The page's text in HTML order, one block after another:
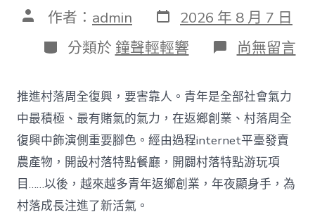
文 作者： admin 發
表
日
期
2026 年 8 月 7 日
分
類
分類於 鐘聲輕輕響 在
〈為
落
財
產
復
興
注
進
人
尚無留言
推進村落周全復興，要害靠人。青年是全部社會氣力
中最積極、最有賭氣的氣力，在返鄉創業、村落周全
復興中飾演側重要腳色。經由過程internet平臺發賣
農產物，開設村落特點餐廳，開闢村落特點游玩項
目……以後，越來越多青年返鄉創業，年夜顯身手，為
村落成長注進了新活氣。